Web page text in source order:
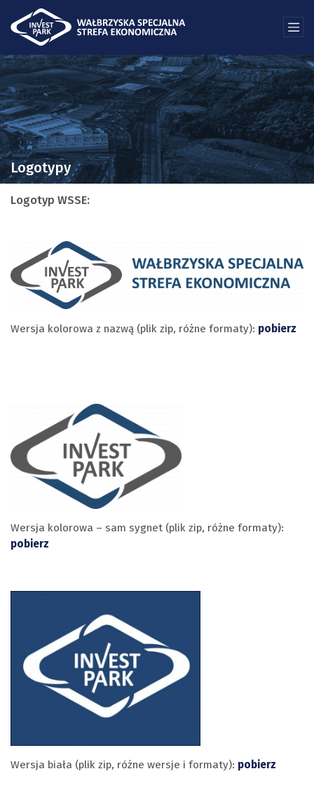
Logotypy
Logotyp WSSE:
Wersja kolorowa z nazwą (plik zip, różne formaty): pobierz
Wersja kolorowa – sam sygnet (plik zip, różne formaty):
pobierz
Wersja biała (plik zip, różne wersje i formaty): pobierz